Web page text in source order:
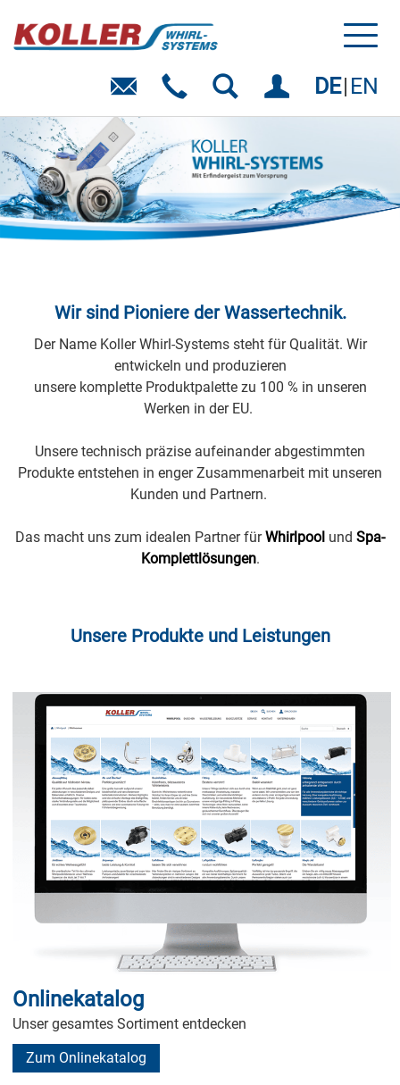
DE EN
Wir sind Pioniere der Wassertechnik.
Der Name Koller Whirl-Systems steht für Qualität. Wir
entwickeln und produzieren
unsere komplette Produktpalette zu 100 % in unseren
Werken in der EU.
Unsere technisch präzise aufeinander abgestimmten
Produkte entstehen in enger Zusammenarbeit mit unseren
Kunden und Partnern.
Das macht uns zum idealen Partner fürWhirlpool und Spa-
Komplettlösungen.
Unsere Produkte und Leistungen
Onlinekatalog
Unser gesamtes Sortiment entdecken
Zum Onlinekatalog